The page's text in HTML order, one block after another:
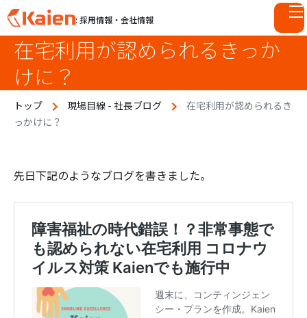
p
: 採用情報・会社情報
在宅利用が認められるきっか
けに？
トップ 現場目線 - 社長ブログ
在宅利用が認められるき
っかけに？
先日下記のようなブログを書きました。